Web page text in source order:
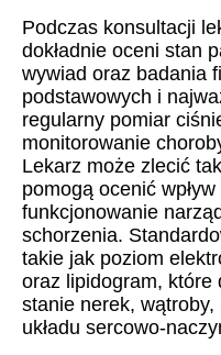
Podczas konsultacji
dokładnie oceni stan
wywiad oraz badania
podstawowych i
regularny pomiar
monitorowanie
Lekarz może zlecić
pomogą ocenić
funkcjonowanie
schorzenia.
takie jak poziom
oraz lipidogram, które
stanie nerek,
układu sercowo-